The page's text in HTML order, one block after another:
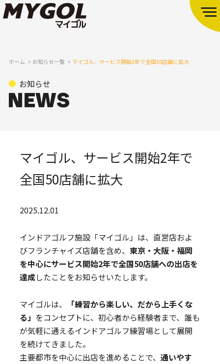
ホーム お知らせ一覧 マイゴル、サービス開始2年で全国50店舗に拡大
お知らせ
マイゴル、サービス開始2年で
全国50店舗に拡大
2025.12.01
インドアゴルフ施設「マイゴル」は、直営店およ
びフランチャイズ店舗を含め、東京・大阪・福岡
を中心にサービス開始2年で全国50店舗への出店を
達成したことをお知らせいたします。
マイゴルは、
「練習から楽しい、だから上手くな
る」 をコンセプトに、初心者から経験者まで、誰も
が気軽に通えるインドアゴルフ練習場として展開
を続けてきました。
主要都市を中心に出店を進めることで、通いやす